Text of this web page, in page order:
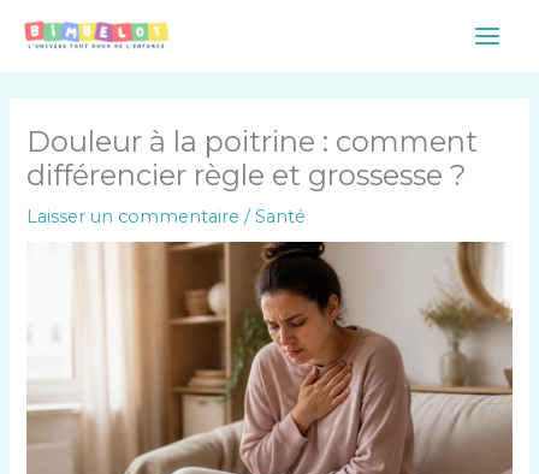
Main
Douleur à la poitrine : comment
différencier règle et grossesse ?
Laisser un commentaire /Santé